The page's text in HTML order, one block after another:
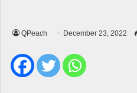
QPeach December 23, 2022